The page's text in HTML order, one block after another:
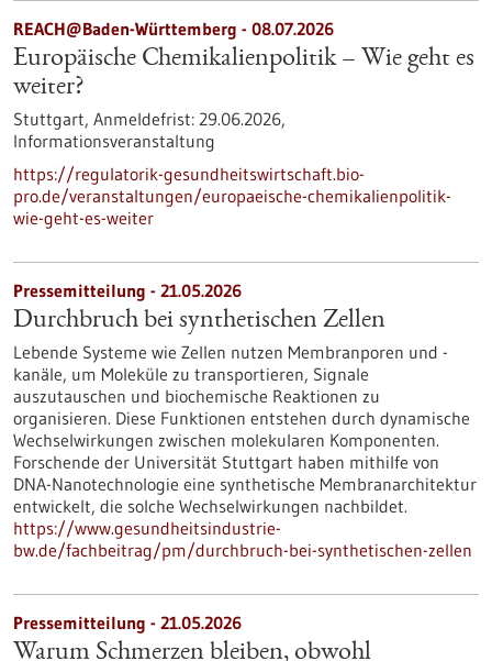
REACH@Baden-Württemberg - 08.07.2026
Europäische Chemikalienpolitik – Wie geht es
weiter?
Stuttgart, Anmeldefrist: 29.06.2026,
Informationsveranstaltung
https://regulatorik-gesundheitswirtschaft.bio-
pro.de/veranstaltungen/europaeische-chemikalienpolitik-
wie-geht-es-weiter
Pressemitteilung - 21.05.2026
Durchbruch bei synthetischen Zellen
Lebende Systeme wie Zellen nutzen Membranporen und -
kanäle, um Moleküle zu transportieren, Signale
auszutauschen und biochemische Reaktionen zu
organisieren. Diese Funktionen entstehen durch dynamische
Wechselwirkungen zwischen molekularen Komponenten.
Forschende der Universität Stuttgart haben mithilfe von
DNA-Nanotechnologie eine synthetische Membranarchitektur
entwickelt, die solche Wechselwirkungen nachbildet.
https://www.gesundheitsindustrie-
bw.de/fachbeitrag/pm/durchbruch-bei-synthetischen-zellen
Pressemitteilung - 21.05.2026
Warum Schmerzen bleiben, obwohl